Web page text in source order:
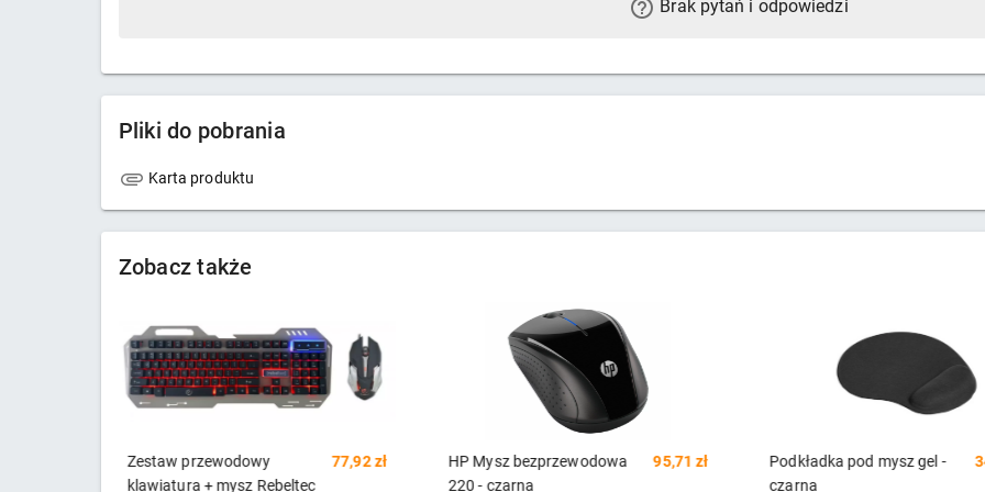
Brak pytań i odpowiedzi
Pliki do pobrania
Karta produktu
Zobacz także
HP Mysz bezprzewodowa
220 - czarna
95,71 zł
Podkładka pod mysz gel -
czarna
34,18 zł
Mysz Bezprzewodowa Trust
OZAA COMPACT czarna